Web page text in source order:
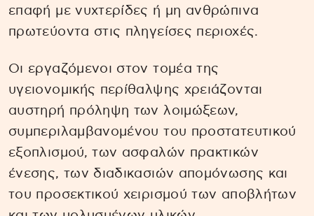
επαφή με νυχτερίδες ή μη ανθρώπινα
πρωτεύοντα στις πληγείσες περιοχές.
Οι εργαζόμενοι στον τομέα της
υγειονομικής περίθαλψης χρειάζονται
αυστηρή πρόληψη των λοιμώξεων,
συμπεριλαμβανομένου του προστατευτικού
εξοπλισμού, των ασφαλών πρακτικών
ένεσης, των διαδικασιών απομόνωσης και
του προσεκτικού χειρισμού των αποβλήτων